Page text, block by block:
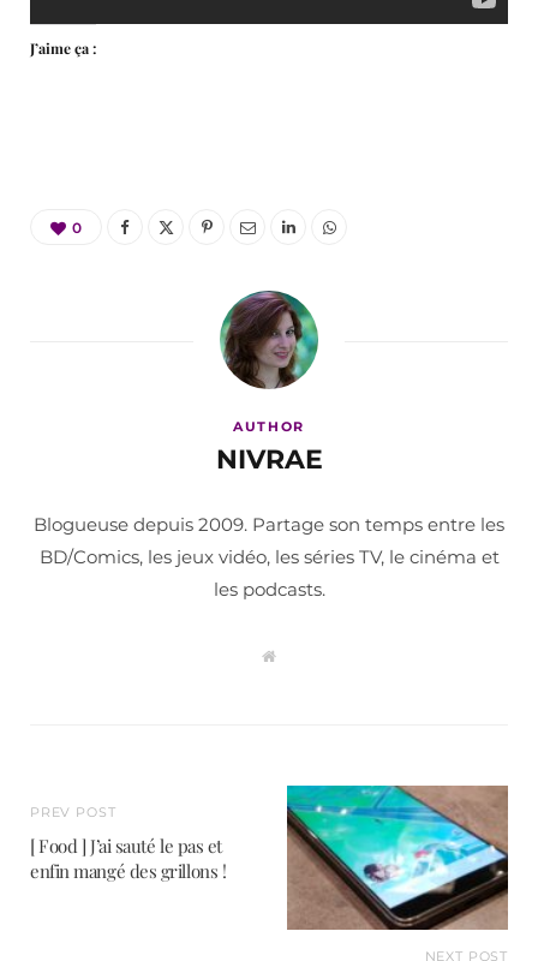
J’aime ça :
0
AUTHOR
NIVRAE
Blogueuse depuis 2009. Partage son temps entre les
BD/Comics, les jeux vidéo, les séries TV, le cinéma et
les podcasts.
W
PREV POST
[ Food ] J’ai sauté le pas et
enfin mangé des grillons !
NEXT POST